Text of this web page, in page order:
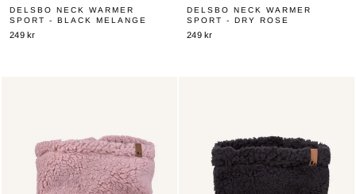
DELSBO NECK WARMER
SPORT - BLACK MELANGE
249 kr
DELSBO NECK WARMER
SPORT - DRY ROSE
249 kr